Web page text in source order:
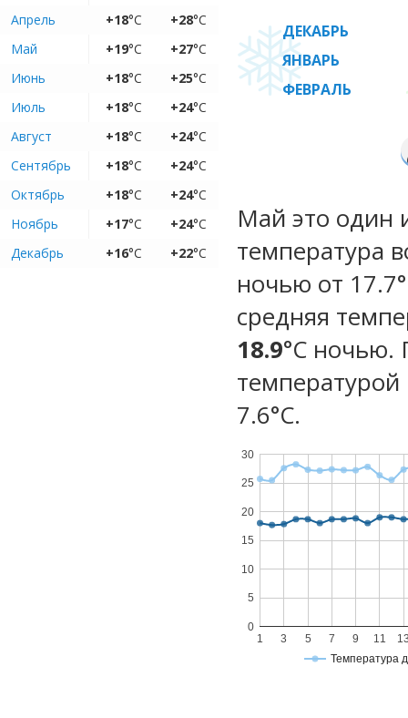
Апрель
+18°C +28°C
Май
+19°C +27°C
Июнь
+18°C +25°C
Июль
+18°C +24°C
Август
+18°C +24°C
Сентябрь
+18°C +24°C
Октябрь
+18°C +24°C
Ноябрь
+17°C +24°C
Декабрь
+16°C +22°C
ДЕКАБРЬ
ЯНВАРЬ
ФЕВРАЛЬ
Май это один
температура
ночью от
средняя
18.9°C
температурой
7.6°С.
Температура
1 3 5 7 9 11
0
5
10
15
20
25
30